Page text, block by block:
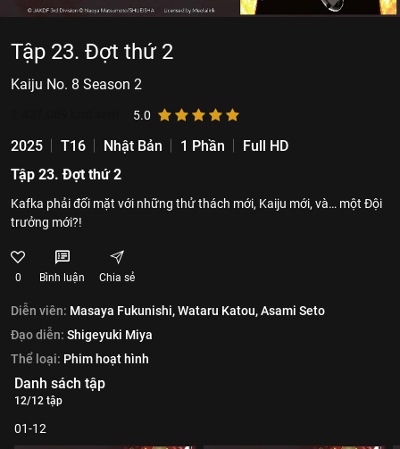
Tập 23. Đợt thứ 2
Kaiju No. 8 Season 2
5.0
2025 T16 Nhật Bản 1 Phần
Full HD
Tập 23. Đợt thứ 2
Kafka phải đối mặt với những thử thách mới, Kaiju mới, và… một Đội
trưởng mới?!
0 Bình luận Chia sẻ
Diễn viên: Masaya Fukunishi,Wataru Katou,Asami Seto
Đạo diễn: Shigeyuki Miya
Thể loại: Phim hoạt hình
Danh sách tập
12/12 tập
01-12